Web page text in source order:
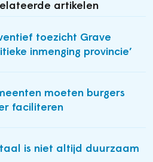
artikelen
toezicht Grave
inmenging provincie’
moeten burgers
faciliteren
is niet altijd duurzaam